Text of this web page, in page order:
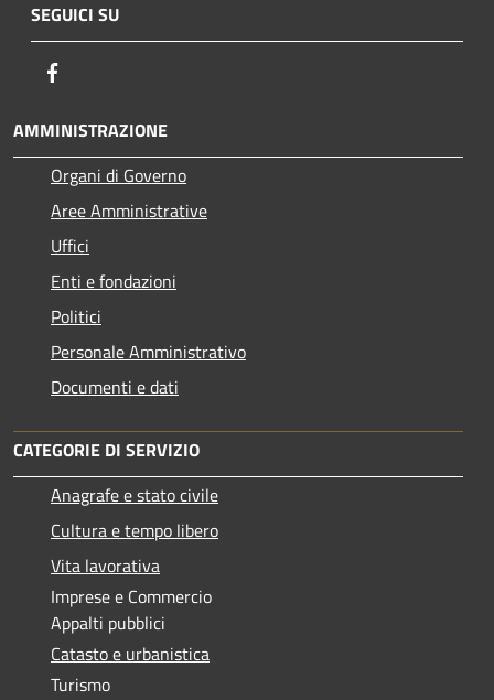
SEGUICI SU
AMMINISTRAZIONE
Organi di Governo
Aree Amministrative
Uffici
Enti e fondazioni
Politici
Personale Amministrativo
Documenti e dati
CATEGORIE DI SERVIZIO
Anagrafe e stato civile
Cultura e tempo libero
Vita lavorativa
Imprese e Commercio
Appalti pubblici
Catasto e urbanistica
Turismo